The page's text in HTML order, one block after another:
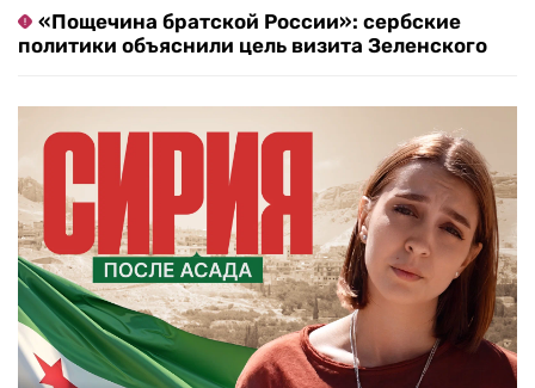
«Пощечина братской России»: сербские
политики объяснили цель визита Зеленского